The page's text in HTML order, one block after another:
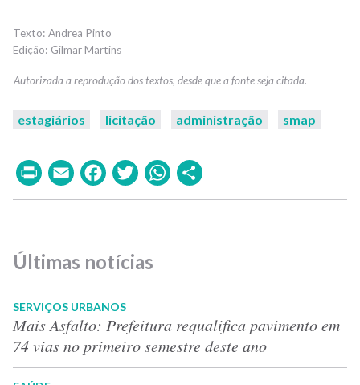
Andrea Pinto
Gilmar Martins
estagiários licitação administração smap
PrintEmailFacebook
TwitterWhatsApp
Últimas notícias
SERVIÇOS URBANOS
Mais Asfalto: Prefeitura requalifica pavimento em
74 vias no primeiro semestre deste ano